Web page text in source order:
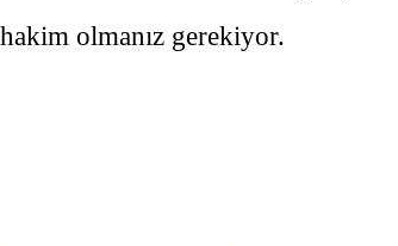
olmanız gerekiyor.